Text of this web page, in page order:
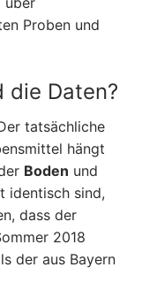
Proben und
die Daten?
tatsächliche
hängt
Boden und
identisch sind,
dass der
2018
der aus Bayern